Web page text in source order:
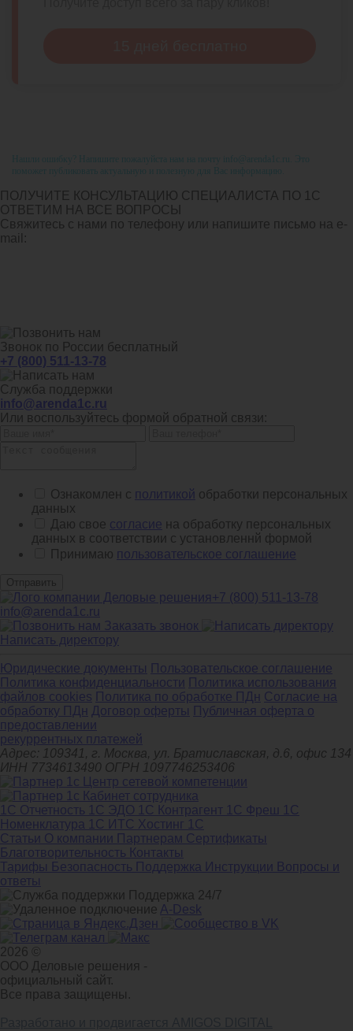
Нашли ошибку? Напишите пожалуйста нам на почту info@arenda1c.ru. Это
поможет публиковать актуальную и полезную для Вас информацию.
ПОЛУЧИТЕ КОНСУЛЬТАЦИЮ СПЕЦИАЛИСТА ПО 1С
ОТВЕТИМ НА ВСЕ ВОПРОСЫ
Свяжитесь с нами по телефону или напишите письмо на e-
mail:
Звонок по России бесплатный
+7 (800) 511-13-78
Служба поддержки
info@arenda1c.ru
Или воспользуйтесь формой обратной связи:
Ознакомлен с политикой обработки персональных
данных
Даю свое согласие на обработку персональных
данных в соответствии с установленнй формой
Принимаю пользовательское соглашение
Отправить
+7 (800) 511-13-78
info@arenda1c.ru
Заказать звонок
Написать директору
Юридические документы Пользовательское соглашение
Политика конфиденциальности Политика использования
файлов cookies Политика по обработке ПДн Cогласие на
обработку ПДн Договор оферты Публичная оферта о
предоставлении
рекуррентных платежей
Адрес: 109341, г. Москва, ул. Братиславская, д.6, офис 134
ИНН 7734613490 ОГРН 1097746253406
1С Отчетность 1С ЭДО 1С Контрагент 1С Фреш
1С
Номенклатура 1С ИТС Хостинг 1С
Статьи О компании Партнерам Сертификаты
Благотворительность Контакты
Тарифы Безопасность Поддержка Инструкции Вопросы и
ответы
Поддержка 24/7
A-Desk
2026 ©
ООО Деловые решения -
официальный сайт.
Все права защищены.